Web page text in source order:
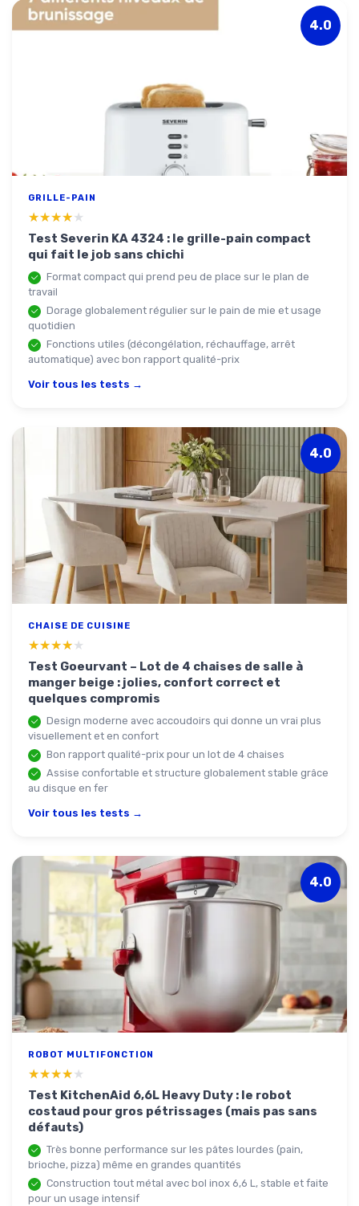
4.0
GRILLE-PAIN
★★★★★
★★★★★
Test Severin KA 4324 : le grille-pain compact
qui fait le job sans chichi
Format compact qui prend peu de place sur le plan de
travail
Dorage globalement régulier sur le pain de mie et usage
quotidien
Fonctions utiles (décongélation, réchauffage, arrêt
automatique) avec bon rapport qualité-prix
Voir tous les tests →
4.0
CHAISE DE CUISINE
★★★★★
★★★★★
Test Goeurvant – Lot de 4 chaises de salle à
manger beige : jolies, confort correct et
quelques compromis
Design moderne avec accoudoirs qui donne un vrai plus
visuellement et en confort
Bon rapport qualité-prix pour un lot de 4 chaises
Assise confortable et structure globalement stable grâce
au disque en fer
Voir tous les tests →
4.0
ROBOT MULTIFONCTION
★★★★★
★★★★★
Test KitchenAid 6,6L Heavy Duty : le robot
costaud pour gros pétrissages (mais pas sans
défauts)
Très bonne performance sur les pâtes lourdes (pain,
brioche, pizza) même en grandes quantités
Construction tout métal avec bol inox 6,6 L, stable et faite
pour un usage intensif